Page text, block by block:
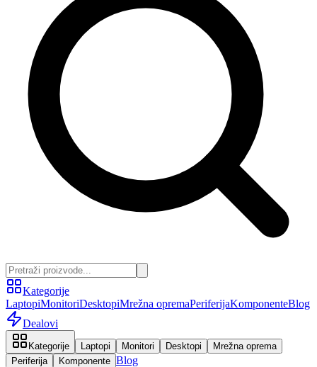
Kategorije
LaptopiMonitoriDesktopiMrežna opremaPeriferijaKomponenteBlog
Dealovi
Kategorije Laptopi Monitori Desktopi
Mrežna oprema
Periferija
Komponente Blog